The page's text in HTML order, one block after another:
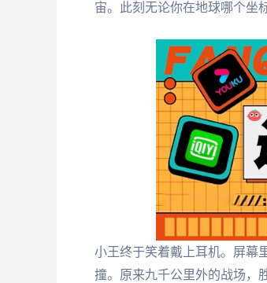
宙。此刻无论你在地球哪个坐
小王终于笑着戴上耳机。屏幕
撞。原来九千公里外的战场，